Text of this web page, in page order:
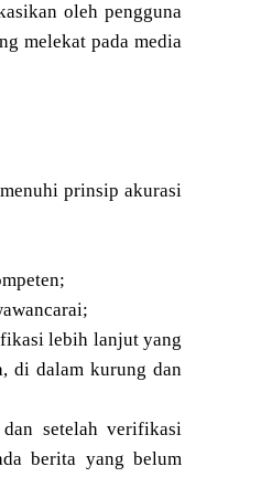
oleh pengguna
melekat pada media
prinsip akurasi
lebih lanjut yang
di dalam kurung dan
setelah verifikasi
berita yang belum